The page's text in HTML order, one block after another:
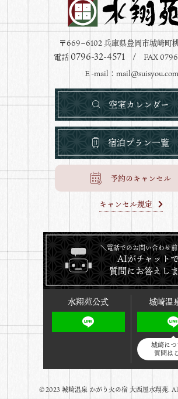
〒669−6102 兵庫県豊岡市城崎町
電話 0796-32-4571/ FAX 0796-
Ｅ-mail： mail@suisyou.com
空室カレンダー
宿泊プラン一覧
予約のキャンセル
キャンセル規定
＼電話でのお問い合わせ
AIがチャット
質問にお答えし
水翔苑公式 城崎温
城崎に
質問は
©️2023 城崎温泉 かがり火の宿 大西屋水翔苑.